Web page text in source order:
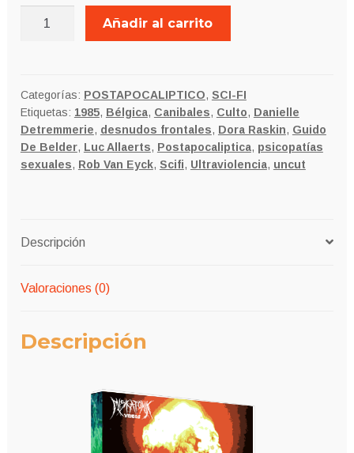
Añadir al carrito
Categorías: POSTAPOCALIPTICO, SCI-FI
Etiquetas: 1985, Bélgica, Canibales, Culto, Danielle
Detremmerie, desnudos frontales, Dora Raskin, Guido
De Belder, Luc Allaerts, Postapocaliptica, psicopatías
sexuales, Rob Van Eyck, Scifi, Ultraviolencia, uncut
Descripción
Valoraciones (0)
Descripción